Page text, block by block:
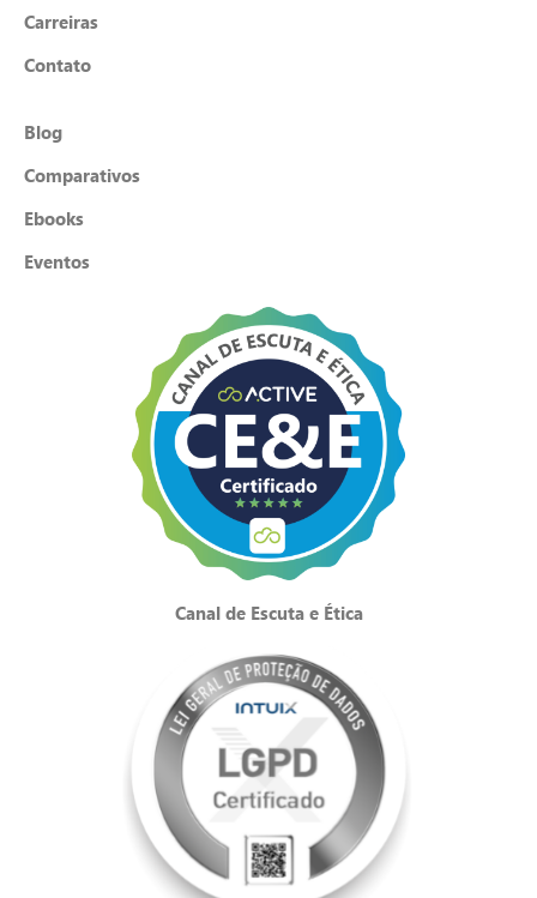
Carreiras
Contato
Blog
Comparativos
Ebooks
Eventos
Canal de Escuta e Ética